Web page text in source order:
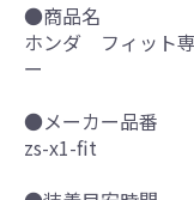
●商品名
ホンダ フィット
ー
●メーカー品番
zs-x1-fit